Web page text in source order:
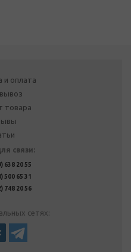
и оплата
товара
связи:
638 20 55
500 65 31
748 20 56
сетях: